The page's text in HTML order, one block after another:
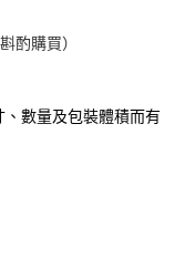
的，商店將以您的個人
對及更正。
面顯示為準，若有關於
聯繫「AFTEE先享後付
先享後付」服務完成之交
易相關給付款項請求債
酌購買）
數量及包裝體積而有